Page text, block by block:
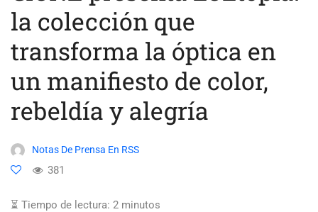
la colección que
transforma la óptica en
un manifiesto de color,
rebeldía y alegría
Notas De Prensa En RSS
381
⏳ Tiempo de lectura: 2 minutos